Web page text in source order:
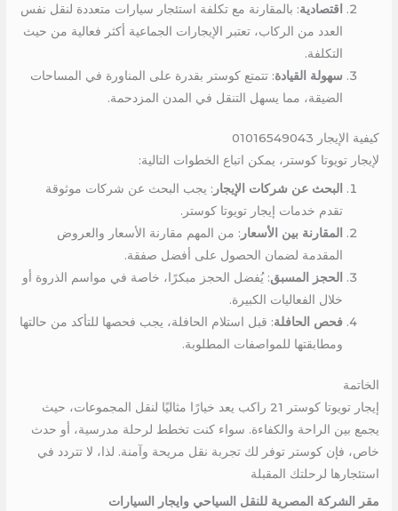
اقتصادية: بالمقارنة مع تكلفة استئجار سيارات متعددة لنقل نفس
العدد من الركاب، تعتبر الإيجارات الجماعية أكثر فعالية من حيث
التكلفة.
سهولة القيادة: تتمتع كوستر بقدرة على المناورة في المساحات
الضيقة، مما يسهل التنقل في المدن المزدحمة.
كيفية الإيجار 01016549043
لإيجار تويوتا كوستر، يمكن اتباع الخطوات التالية:
البحث عن شركات الإيجار : يجب البحث عن شركات موثوقة
تقدم خدمات إيجار تويوتا كوستر.
المقارنة بين الأسعار : من المهم مقارنة الأسعار والعروض
المقدمة لضمان الحصول على أفضل صفقة.
الحجز المسبق: يُفضل الحجز مبكرًا، خاصة في مواسم الذروة أو
خلال الفعاليات الكبيرة.
فحص الحافلة: قبل استلام الحافلة، يجب فحصها للتأكد من حالتها
ومطابقتها للمواصفات المطلوبة.
الخاتمة
إيجار تويوتا كوستر 21 راكب يعد خيارًا مثاليًا لنقل المجموعات، حيث
يجمع بين الراحة والكفاءة. سواء كنت تخطط لرحلة مدرسية، أو حدث
خاص، فإن كوستر توفر لك تجربة نقل مريحة وآمنة. لذا، لا تتردد في
استئجارها لرحلتك المقبلة
مقر الشركة المصرية للنقل السياحي وايجار السيارات